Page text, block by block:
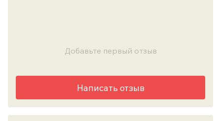
Добавьте первый отзыв
Написать отзыв